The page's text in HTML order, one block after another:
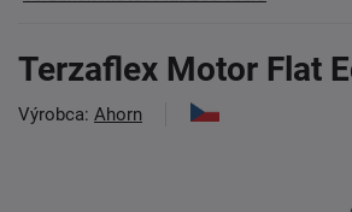
Terzaflex Motor Flat
Výrobca: Ahorn